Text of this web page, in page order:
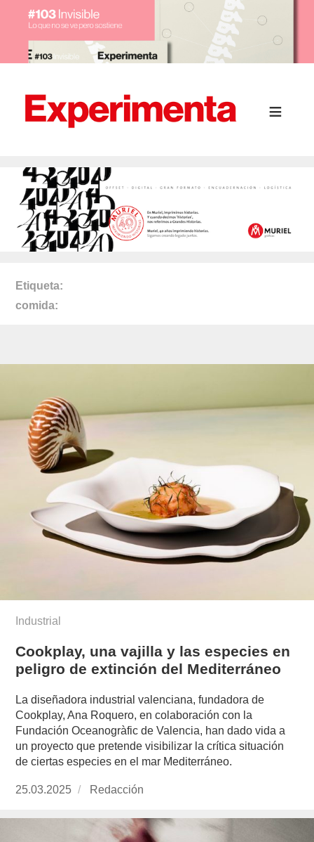
Etiqueta
comida
Industrial
Cookplay, una vajilla y las especies en
peligro de extinción del Mediterráneo
La diseñadora industrial valenciana, fundadora de
Cookplay, Ana Roquero, en colaboración con la
Fundación Oceanogràfic de Valencia, han dado vida a
un proyecto que pretende visibilizar la crítica situación
de ciertas especies en el mar Mediterráneo.
Publicado
25.03.2025 https://www.experimenta.es/author/redaccion/
Redacción